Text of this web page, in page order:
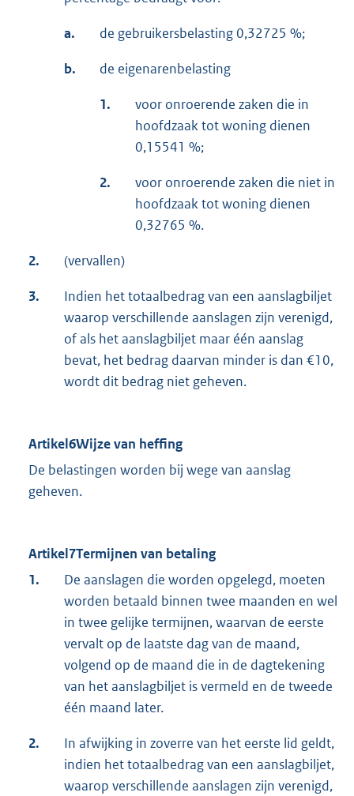
a. de gebruikersbelasting 0,32725 %;
b. de eigenarenbelasting
1.
voor onroerende zaken die in
hoofdzaak tot woning dienen
0,15541 %;
2.
voor onroerende zaken die niet in
hoofdzaak tot woning dienen
0,32765 %.
2. (vervallen)
3.
Indien het totaalbedrag van een aanslagbiljet
waarop verschillende aanslagen zijn verenigd,
of als het aanslagbiljet maar één aanslag
bevat, het bedrag daarvan minder is dan €10,
wordt dit bedrag niet geheven.
Artikel6Wijze van heffing
De belastingen worden bij wege van aanslag
geheven.
Artikel7Termijnen van betaling
1.
De aanslagen die worden opgelegd, moeten
worden betaald binnen twee maanden en wel
in twee gelijke termijnen, waarvan de eerste
vervalt op de laatste dag van de maand,
volgend op de maand die in de dagtekening
van het aanslagbiljet is vermeld en de tweede
één maand later.
2.
In afwijking in zoverre van het eerste lid geldt,
indien het totaalbedrag van een aanslagbiljet,
waarop verschillende aanslagen zijn verenigd,